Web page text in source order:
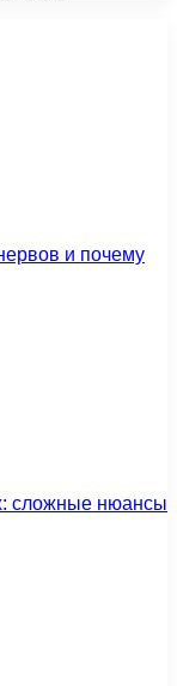
и почему
сложные нюансы